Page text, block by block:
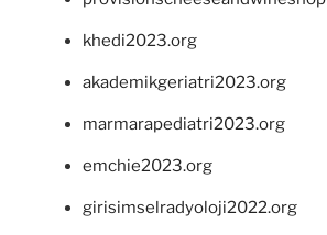
khedi2023.org
akademikgeriatri2023.org
marmarapediatri2023.org
emchie2023.org
girisimselradyoloji2022.org